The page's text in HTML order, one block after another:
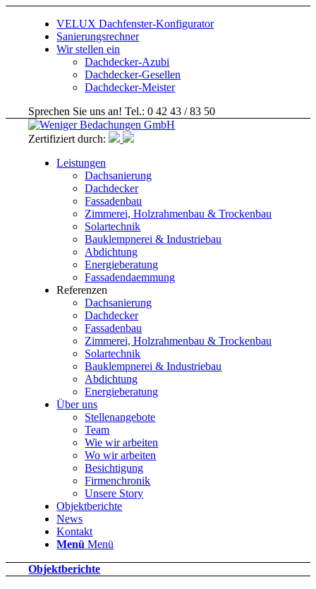
VELUX Dachfenster-Konfigurator
Sanierungsrechner
Wir stellen ein
Dachdecker-Azubi
Dachdecker-Gesellen
Dachdecker-Meister
Sprechen Sie uns an! Tel.: 0 42 43 / 83 50
Zertifiziert durch:
Leistungen
Dachsanierung
Dachdecker
Fassadenbau
Zimmerei, Holzrahmenbau & Trockenbau
Solartechnik
Bauklempnerei & Industriebau
Abdichtung
Energieberatung
Fassadendaemmung
Referenzen
Dachsanierung
Dachdecker
Fassadenbau
Zimmerei, Holzrahmenbau & Trockenbau
Solartechnik
Bauklempnerei & Industriebau
Abdichtung
Energieberatung
Über uns
Stellenangebote
Team
Wie wir arbeiten
Wo wir arbeiten
Besichtigung
Firmenchronik
Unsere Story
Objektberichte
News
Kontakt
Menü Menü
Objektberichte